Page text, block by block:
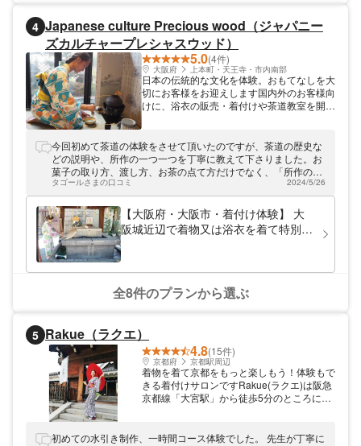
4 Japanese culture Precious wood（ジャパニー
ズカルチャープレシャスウッド）
5.0(4件)
大阪府 上本町・天王寺・市内南部
日本の伝統的な文化を体験。おもてなしを大
切にお客様をお迎えします国内外のお客様向
けに、浴衣の販売・着付けや茶道教室を開催
ではなく、正しい知識を身につけ体験後も役
に立つような経験ができます。京都や大阪に
訪れた際は、ぜひ本格的な日本文化に触れる
今回初めて茶道の体験をさせて頂いたのですが、茶道の歴史な
どの説明や、所作の一つ一つを丁寧に教えて下さりました。お
菓子の取り方、渡し方、お茶の点て方だけでなく、「所作の一
つ一つにこう言う意味が込められている」など、細かく丁寧に
教えて下さったので、凄く良かったです！教えて下さる先生も
気さくで、話し方も凄く上手で、メリハリをしっかり付けてく
れて貴重な時間を過ごすことができました！本当にありがとう
ございました！
タゴールさまの口コミ 2024/5/26
【大阪府・大阪市・着付け体験】 大
阪城近辺で着物又は浴衣を着て特別な
全8件のプランから選ぶ
5 Rakue（ラクエ）
4.8(15件)
京都府 京都駅周辺
着物を着て京都をもっと楽しもう！体験もで
きる着付けサロンですRakue(ラクエ)は阪急
京都線「大宮駅」から徒歩5分のところにあ
チャレンジできるプラン、水引でアクセサリ
初めての水引き制作、一時間コース体験でした。 先生が丁寧に